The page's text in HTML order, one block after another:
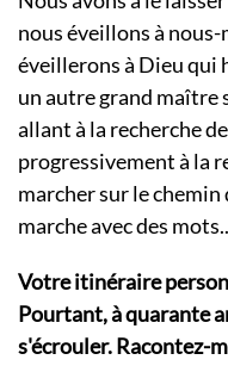
nous éveillons à
éveillerons à Dieu qui
un autre grand maître
allant à la recherche
progressivement à la
marcher sur le
marche avec des
Votre itinéraire
Pourtant, à quarante
s'écrouler. Racontez-